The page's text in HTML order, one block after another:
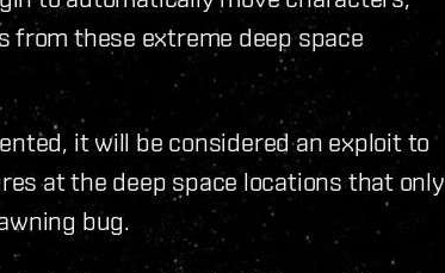
from these extreme deep space
it will be considered an exploit to
at the deep space locations that only
bug.